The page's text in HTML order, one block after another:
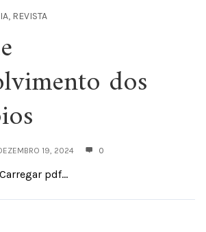
, REVISTA
dos
19, 2024 0
pdf...